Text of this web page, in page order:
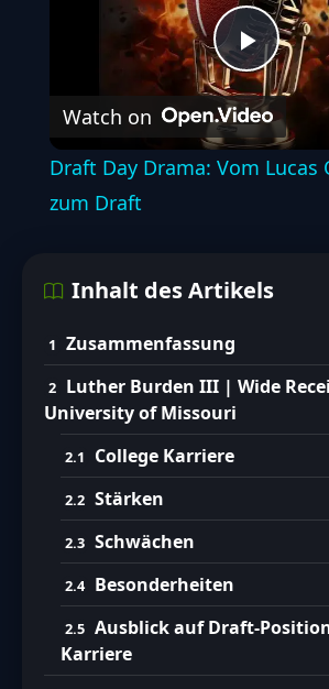
Play
Video
Watch on
Draft Day Drama: Vom Lucas
zum Draft
Inhalt des Artikels
Zusammenfassung
Luther Burden III | Wide
University of Missouri
College Karriere
Stärken
Schwächen
Besonderheiten
Ausblick auf Draft-
Karriere